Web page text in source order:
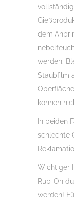
dem
werden.
Staubfilm
können
In beiden
schlechte
Wichtiger
Rub-On
werden!